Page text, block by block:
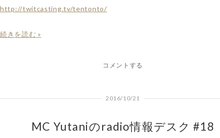
http://twitcasting.tv/tentonto/
続きを読む »
コメントする
2016/10/21
MC Yutaniのradio情報デスク #18